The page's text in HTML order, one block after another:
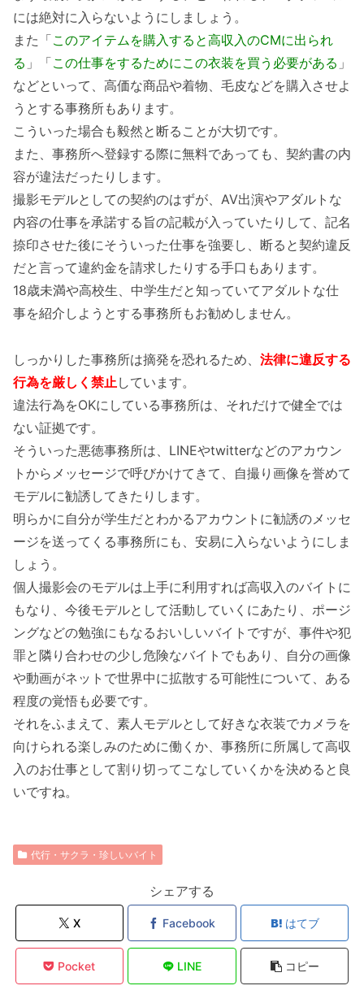
には絶対に入らないようにしましょう。
また「このアイテムを購入すると高収入のCMに出られ
る 」「この仕事をするためにこの衣装を買う必要がある 」
などといって、高価な商品や着物、毛皮などを購入させよ
うとする事務所もあります。
こういった場合も毅然と断ることが大切です。
また、事務所へ登録する際に無料であっても、契約書の内
容が違法だったりします。
撮影モデルとしての契約のはずが、AV出演やアダルトな
内容の仕事を承諾する旨の記載が入っていたりして、記名
捺印させた後にそういった仕事を強要し、断ると契約違反
だと言って違約金を請求したりする手口もあります。
18歳未満や高校生、中学生だと知っていてアダルトな仕
事を紹介しようとする事務所もお勧めしません。
しっかりした事務所は摘発を恐れるため、 法律に違反する
行為を厳しく禁止しています。
違法行為をOKにしている事務所は、それだけで健全では
ない証拠です。
そういった悪徳事務所は、LINEやtwitterなどのアカウン
トからメッセージで呼びかけてきて、自撮り画像を誉めて
モデルに勧誘してきたりします。
明らかに自分が学生だとわかるアカウントに勧誘のメッセ
ージを送ってくる事務所にも、安易に入らないようにしま
しょう。
個人撮影会のモデルは上手に利用すれば高収入のバイトに
もなり、今後モデルとして活動していくにあたり、ポージ
ングなどの勉強にもなるおいしいバイトですが、事件や犯
罪と隣り合わせの少し危険なバイトでもあり、自分の画像
や動画がネットで世界中に拡散する可能性について、ある
程度の覚悟も必要です。
それをふまえて、素人モデルとして好きな衣装でカメラを
向けられる楽しみのために働くか、事務所に所属して高収
入のお仕事として割り切ってこなしていくかを決めると良
いですね。
代行・サクラ・珍しいバイト
シェアする
X Facebook はてブ
Pocket LINE コピー